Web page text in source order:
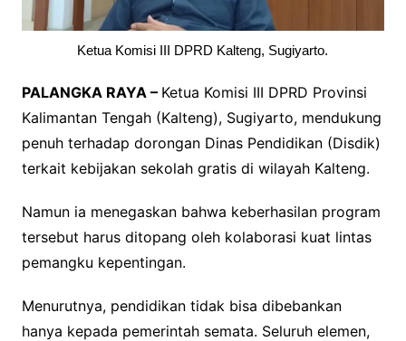
Ketua Komisi III DPRD Kalteng, Sugiyarto.
PALANGKA RAYA – Ketua Komisi III DPRD Provinsi
Kalimantan Tengah (Kalteng), Sugiyarto, mendukung
penuh terhadap dorongan Dinas Pendidikan (Disdik)
terkait kebijakan sekolah gratis di wilayah Kalteng.
Namun ia menegaskan bahwa keberhasilan program
tersebut harus ditopang oleh kolaborasi kuat lintas
pemangku kepentingan.
Menurutnya, pendidikan tidak bisa dibebankan
hanya kepada pemerintah semata. Seluruh elemen,